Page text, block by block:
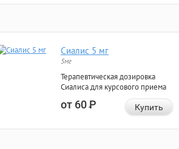
Сиалис 5 мг
5мг
Терапевтическая дозировка
Сиалиса для курсового приема
от 60Р Купить